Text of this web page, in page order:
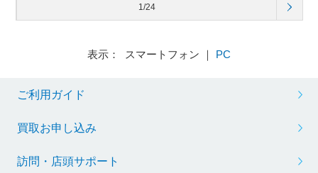
1/24
表示： スマートフォン ｜ PC
ご利用ガイド
買取お申し込み
訪問・店頭サポート